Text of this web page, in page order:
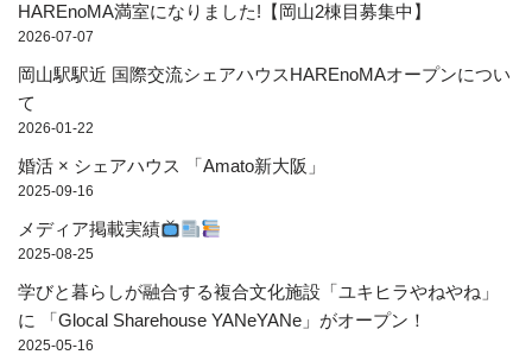
HAREnoMA満室になりました!【岡山2棟目募集中】
2026-07-07
岡山駅駅近 国際交流シェアハウスHAREnoMAオープンについ
て
2026-01-22
婚活 × シェアハウス 「Amato新大阪」
2025-09-16
メディア掲載実績
2025-08-25
学びと暮らしが融合する複合文化施設「ユキヒラやねやね」
に 「Glocal Sharehouse YANeYANe」がオープン！
2025-05-16